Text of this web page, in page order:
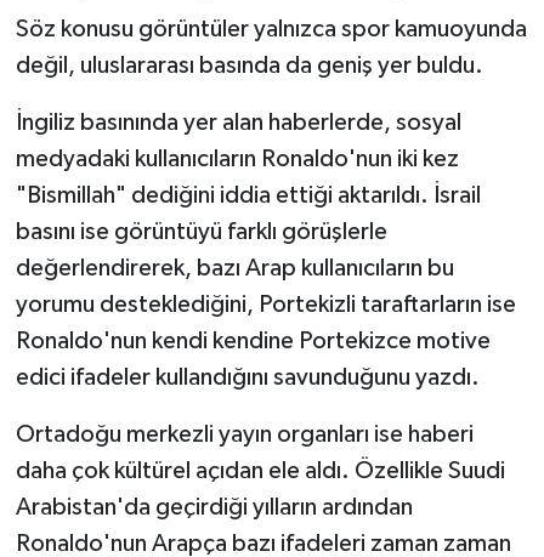
Söz konusu görüntüler yalnızca spor kamuoyunda
değil, uluslararası basında da geniş yer buldu.
İngiliz basınında yer alan haberlerde, sosyal
medyadaki kullanıcıların Ronaldo'nun iki kez
"Bismillah" dediğini iddia ettiği aktarıldı. İsrail
basını ise görüntüyü farklı görüşlerle
değerlendirerek, bazı Arap kullanıcıların bu
yorumu desteklediğini, Portekizli taraftarların ise
Ronaldo'nun kendi kendine Portekizce motive
edici ifadeler kullandığını savunduğunu yazdı.
Ortadoğu merkezli yayın organları ise haberi
daha çok kültürel açıdan ele aldı. Özellikle Suudi
Arabistan'da geçirdiği yılların ardından
Ronaldo'nun Arapça bazı ifadeleri zaman zaman